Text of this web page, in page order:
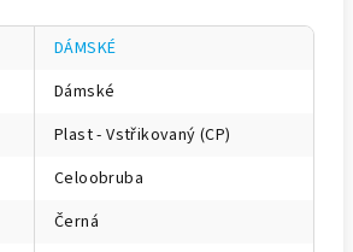
DÁMSKÉ
Dámské
Plast - Vstřikovaný (CP)
Celoobruba
Černá